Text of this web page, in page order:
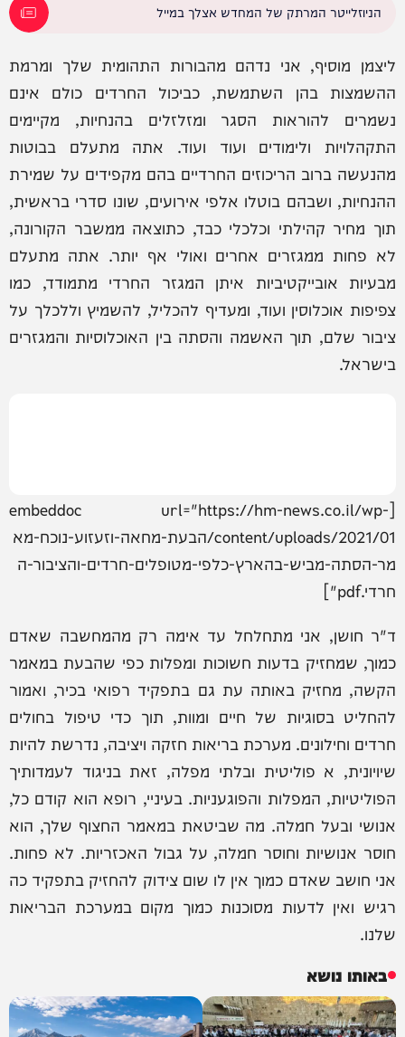
הניוזלייטר המרתק של המחדש אצלך במייל
ליצמן מוסיף, אני נדהם מהבורות התהומית שלך ומרמת
ההשמצות בהן השתמשת, כביכול החרדים כולם אינם
נשמרים להוראות הסגר ומזלזלים בהנחיות, מקיימים
התקהלויות ולימודים ועוד ועוד. אתה מתעלם בבוטות
מהנעשה ברוב הריכוזים החרדיים בהם מקפידים על שמירת
ההנחיות, ושבהם בוטלו אלפי אירועים, שונו סדרי בראשית,
תוך מחיר קהילתי וכלכלי כבד, כתוצאה ממשבר הקורונה,
לא פחות ממגזרים אחרים ואולי אף יותר. אתה מתעלם
מבעיות אובייקטיביות איתן המגזר החרדי מתמודד, כמו
צפיפות אוכלוסין ועוד, ומעדיף להכליל, להשמיץ וללכלך על
ציבור שלם, תוך האשמה והסתה בין האוכלוסיות והמגזרים
בישראל.
[embeddoc url="https://hm-news.co.il/wp-
content/uploads/2021/01/הבעת-מחאה-וזעזוע-נוכח-מא
מר-הסתה-מביש-בהארץ-כלפי-מטופלים-חרדים-והציבור-ה
חרדי.pdf"]
ד"ר חושן, אני מתחלחל עד אימה רק מהמחשבה שאדם
כמוך, שמחזיק בדעות חשוכות ומפלות כפי שהבעת במאמר
הקשה, מחזיק באותה עת גם בתפקיד רפואי בכיר, ואמור
להחליט בסוגיות של חיים ומוות, תוך כדי טיפול בחולים
חרדים וחילונים. מערכת בריאות חזקה ויציבה, נדרשת להיות
שיויונית, א פוליטית ובלתי מפלה, זאת בניגוד לעמדותיך
הפוליטיות, המפלות והפוגעניות. בעיניי, רופא הוא קודם כל,
אנושי ובעל חמלה. מה שביטאת במאמר החצוף שלך, הוא
חוסר אנושיות וחוסר חמלה, על גבול האכזריות. לא פחות.
אני חושב שאדם כמוך אין לו שום צידוק להחזיק בתפקיד כה
רגיש ואין לדעות מסוכנות כמוך מקום במערכת הבריאות
שלנו.
באותו נושא